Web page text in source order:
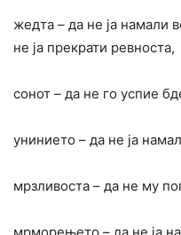
жедта – да не ja намали
не ја прекрати ревноста,
сонот – да не го успие
унинието – да не ја
мрзливоста – да не му